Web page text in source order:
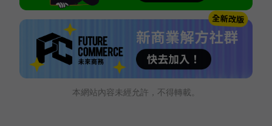
本網站內容未經允許，不得轉載。